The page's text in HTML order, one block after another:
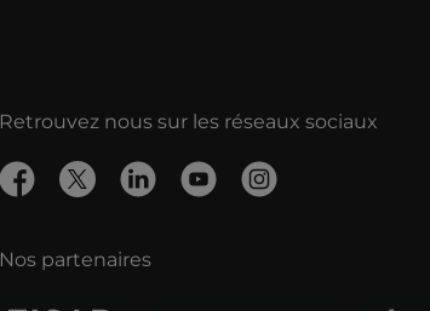
Retrouvez nous sur les réseaux sociaux
Nos partenaires